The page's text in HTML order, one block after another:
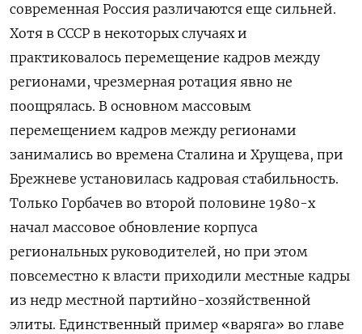
современная Россия различаются еще сильней.
Хотя в СССР в некоторых случаях и
практиковалось перемещение кадров между
регионами, чрезмерная ротация явно не
поощрялась. В основном массовым
перемещением кадров между регионами
занимались во времена Сталина и Хрущева, при
Брежневе установилась кадровая стабильность.
Только Горбачев во второй половине 1980-х
начал массовое обновление корпуса
региональных руководителей, но при этом
повсеместно к власти приходили местные кадры
из недр местной партийно-хозяйственной
элиты. Единственный пример «варяга» во главе